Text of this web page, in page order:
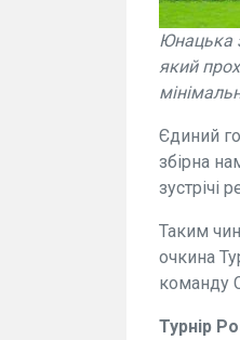
Юнацька
який
Єдиний
збірна
зустрічі
Таким
очкина
команду
Турнір